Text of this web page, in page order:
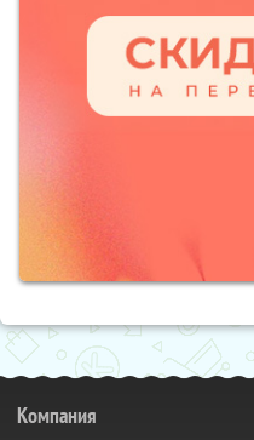
Компания